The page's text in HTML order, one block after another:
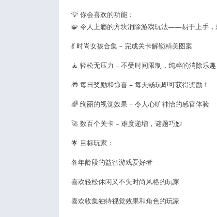
💡 你会喜欢的功能：
🧩 令人上瘾的方块消除游戏玩法——易于上手，
💃 时尚女孩合集 – 完成关卡解锁精美图案
🧘 轻松无压力 – 不受时间限制，纯粹的消除乐趣
🎁 每日奖励和惊喜 – 每天畅玩即可获得奖励！
🌈 绚丽的视觉效果 – 令人心旷神怡的感官体验
🚀 数百个关卡 – 难度递增，谜题巧妙
🌟 目标玩家：
各年龄段的益智游戏爱好者
喜欢轻松休闲又不失时尚风格的玩家
喜欢收集独特视觉效果和角色的玩家